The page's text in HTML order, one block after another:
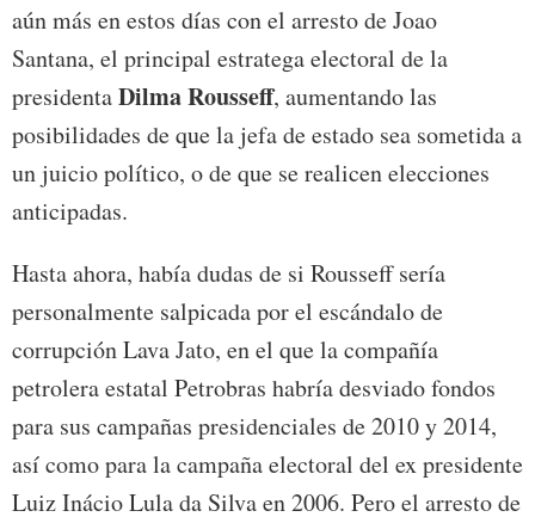
aún más en estos días con el arresto de Joao
Santana, el principal estratega electoral de la
presidentaDilma Rousseff, aumentando las
posibilidades de que la jefa de estado sea sometida a
un juicio político, o de que se realicen elecciones
anticipadas.
Hasta ahora, había dudas de si Rousseff sería
personalmente salpicada por el escándalo de
corrupción Lava Jato, en el que la compañía
petrolera estatal Petrobras habría desviado fondos
para sus campañas presidenciales de 2010 y 2014,
así como para la campaña electoral del ex presidente
Luiz Inácio Lula da Silva en 2006. Pero el arresto de